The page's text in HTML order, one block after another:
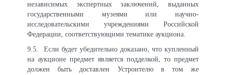
независимых экспертных заключений, выданных
государственными музеями или научно-
исследовательскими учреждениями Российской
Федерации, соответствующими тематике аукциона.
9.5.
Если будет убедительно доказано, что купленный
на аукционе предмет является подделкой, то предмет
должен быть доставлен Устроителю в том же